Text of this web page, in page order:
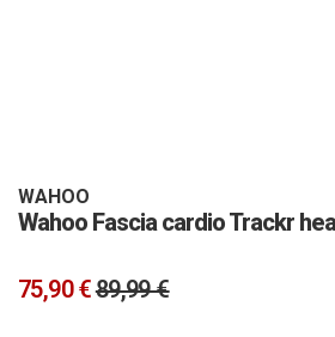
WAHOO
Wahoo Fascia cardio Trackr
75,90 €89,99 €
galleria
di